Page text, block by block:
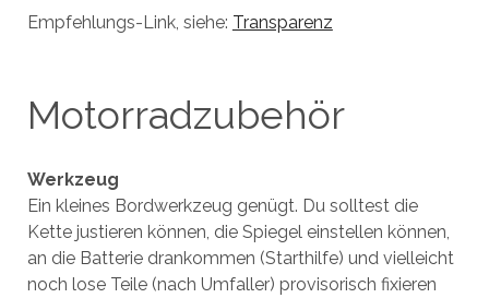
Empfehlungs-Link, siehe: Transparenz
Motorradzubehör
Werkzeug
Ein kleines Bordwerkzeug genügt. Du solltest die
Kette justieren können, die Spiegel einstellen können,
an die Batterie drankommen (Starthilfe) und vielleicht
noch lose Teile (nach Umfaller) provisorisch fixieren